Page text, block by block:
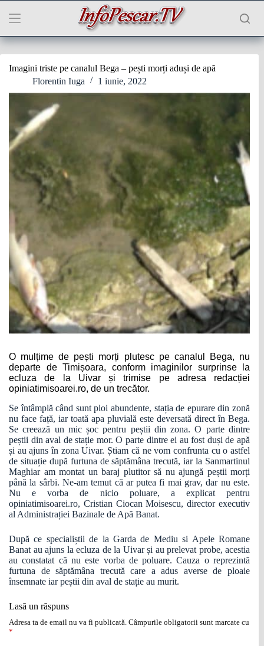
conținut
Imagini triste pe canalul Bega – pești morți aduși de apă
Florentin Iuga
1 iunie, 2022
O mulțime de pești morți plutesc pe canalul Bega, nu
departe de Timișoara, conform imaginilor surprinse la
ecluza de la Uivar și trimise pe adresa redacției
opiniatimisoarei.ro, de un trecător.
Se întâmplă când sunt ploi abundente, stația de epurare din zonă
nu face față, iar toată apa pluvială este deversată direct în Bega.
Se creează un mic șoc pentru peștii din zona. O parte dintre
peștii din aval de stație mor. O parte dintre ei au fost duși de apă
și au ajuns în zona Uivar. Știam că ne vom confrunta cu o astfel
de situație după furtuna de săptămâna trecută, iar la Sanmartinul
Maghiar am montat un baraj plutitor să nu ajungă peștii morți
până la sârbi. Ne-am temut că ar putea fi mai grav, dar nu este.
Nu e vorba de nicio poluare, a explicat pentru
opiniatimisoarei.ro, Cristian Ciocan Moisescu, director executiv
al Administrației Bazinale de Apă Banat.
După ce specialiștii de la Garda de Mediu si Apele Romane
Banat au ajuns la ecluza de la Uivar și au prelevat probe, acestia
au constatat că nu este vorba de poluare. Cauza o reprezintă
furtuna de săptămâna trecută care a adus averse de ploaie
însemnate iar peștii din aval de stație au murit.
Lasă un răspuns
Adresa ta de email nu va fi publicată. Câmpurile obligatorii sunt marcate cu
*